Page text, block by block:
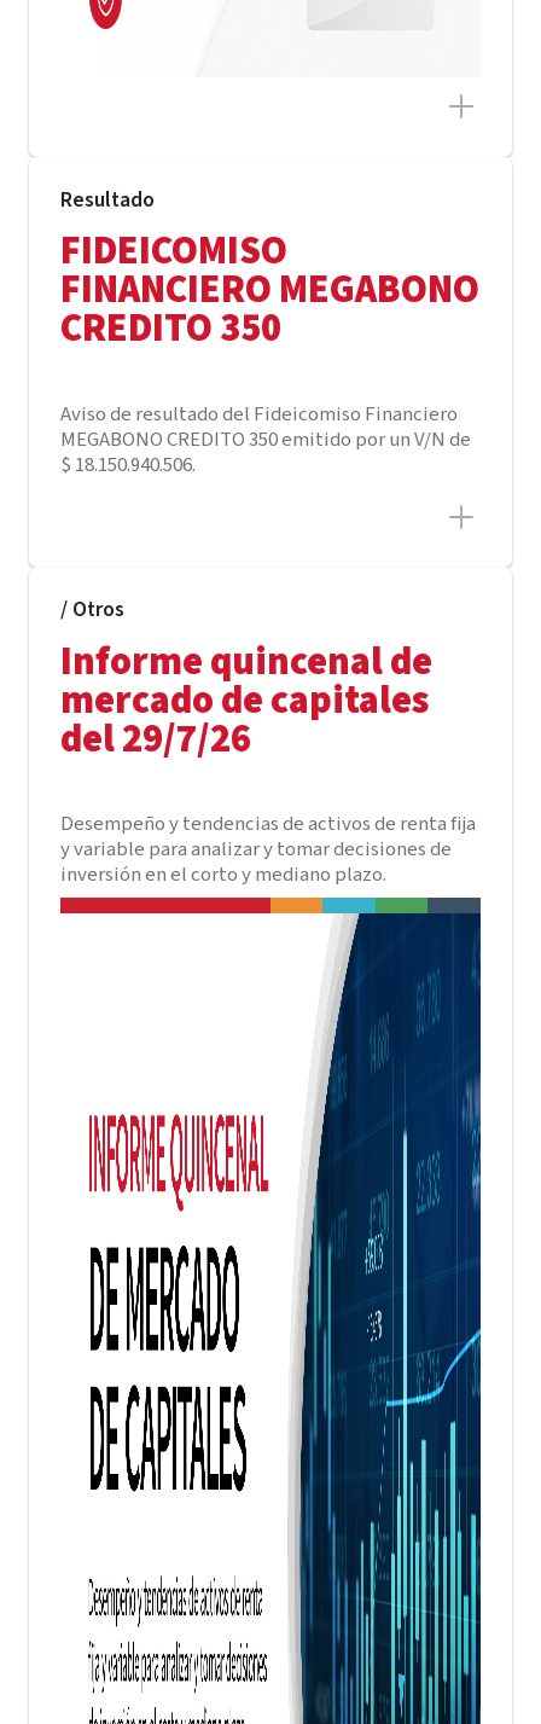
Resultado
FIDEICOMISO
FINANCIERO MEGABONO
CREDITO 350
Aviso de resultado del Fideicomiso Financiero
MEGABONO CREDITO 350 emitido por un V/N de
$ 18.150.940.506.
/ Otros
Informe quincenal de
mercado de capitales
del 29/7/26
Desempeño y tendencias de activos de renta fija
y variable para analizar y tomar decisiones de
inversión en el corto y mediano plazo.